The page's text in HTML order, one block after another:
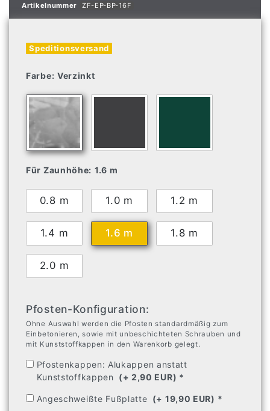
Artikelnummer ZF-EP-BP-16F
Speditionsversand
Farbe: Verzinkt
Für Zaunhöhe: 1.6 m
0.8 m 1.0 m 1.2 m
1.4 m 1.6 m 1.8 m
2.0 m
Pfosten-Konfiguration:
Ohne Auswahl werden die Pfosten standardmäßig zum
Einbetonieren, sowie mit unbeschichteten Schrauben und
mit Kunststoffkappen in den Warenkorb gelegt.
Pfostenkappen: Alukappen anstatt
Kunststoffkappen
(+ 2,90 EUR) *
Angeschweißte Fußplatte (+ 19,90 EUR) *